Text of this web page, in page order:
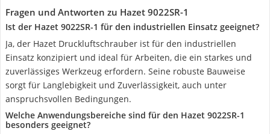
Fragen und Antworten zu Hazet 9022SR-1
Ist der Hazet 9022SR-1 für den industriellen Einsatz geeignet?
Ja, der Hazet Druckluftschrauber ist für den industriellen
Einsatz konzipiert und ideal für Arbeiten, die ein starkes und
zuverlässiges Werkzeug erfordern. Seine robuste Bauweise
sorgt für Langlebigkeit und Zuverlässigkeit, auch unter
anspruchsvollen Bedingungen.
Welche Anwendungsbereiche sind für den Hazet 9022SR-1
besonders geeignet?